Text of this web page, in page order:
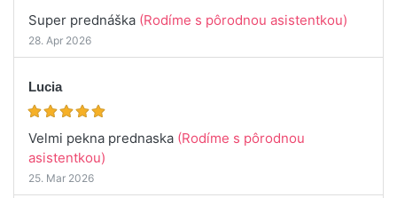
Super prednáška (Rodíme s pôrodnou asistentkou)
28. Apr 2026
Lucia
Velmi pekna prednaska (Rodíme s pôrodnou
asistentkou)
25. Mar 2026